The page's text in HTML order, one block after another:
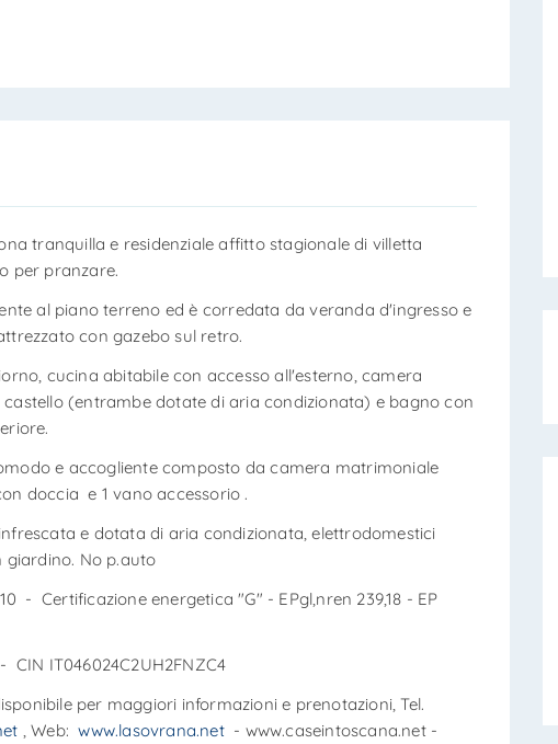
tranquilla e residenziale affitto stagionale di villetta
per pranzare.
al piano terreno ed è corredata da veranda d'ingresso e
con gazebo sul retro.
cucina abitabile con accesso all'esterno, camera
(entrambe dotate di aria condizionata) e bagno con
e accogliente composto da camera matrimoniale
doccia e 1 vano accessorio .
e dotata di aria condizionata, elettrodomestici
giardino. No p.auto
- Certificazione energetica "G" - EPgl,nren 239,18 - EP
CIN IT046024C2UH2FNZC4
per maggiori informazioni e prenotazioni, Tel.
, Web:www.lasovrana.net- www.caseintoscana.net -